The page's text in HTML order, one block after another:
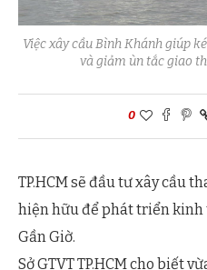
Việc xây cầu Bình Khánh giúp
và giảm ùn tắc giao
0
TP.HCM sẽ đầu tư xây cầu
hiện hữu để phát triển kinh
Gần Giờ.
Sở GTVT TP.HCM cho biết